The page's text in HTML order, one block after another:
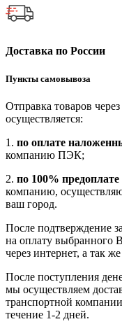
Доставка по России
Пункты самовывоза
Отправка товаров
осуществляется:
1. по оплате
компанию ПЭК;
2. по 100% предоплате
компанию,
ваш город.
После подтверждение
на оплату выбранного
через интернет, а так
После поступления
мы осуществляем
транспортной
течение 1-2 дней.